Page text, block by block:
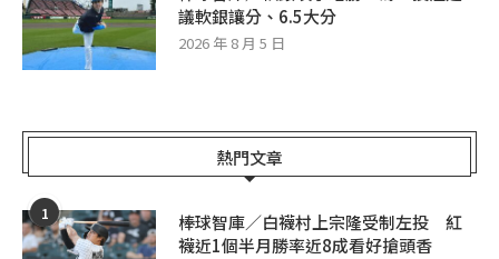
議軟銀讓分、6.5大分
2026 年 8 月 5 日
熱門文章
1
棒球智庫／白襪村上宗隆受制左投 紅
襪近1個半月勝率近8成看好搶頭香